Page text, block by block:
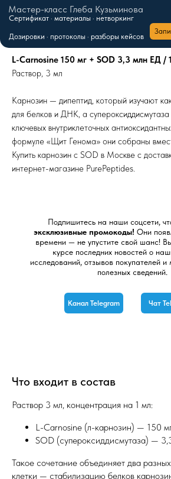
Купить сейчас
L-Carnosine 150 мг + SOD 3,3 млн ЕД /
Раствор, 3 мл
Карнозин — дипептид, который изучают
для белков и ДНК, а
ключевых внутриклеточных
формуле «Щит Генома» они собраны
Купить карнозин с SOD в Москве с
интернет-магазине PurePeptides.
Подпишитесь на наши соцсети,
эксклюзивные промокоды! Они
времени — не упустите свой шанс!
курсе последних новостей о
исследований, отзывов покупателей и
полезных сведений.
Канал Telegram Чат
Что входит в состав
Раствор 3 мл, концентрация на 1 мл:
L-Carnosine (л-карнозин) — 150
SOD (супероксиддисмутаза) —
Такое сочетание объединяет два
клетки — стабилизацию белков
Мастер-класс Глеба Кузьминова
Cертификат · материалы · нетворкинг
Дозировки · протоколы · разборы кейсов